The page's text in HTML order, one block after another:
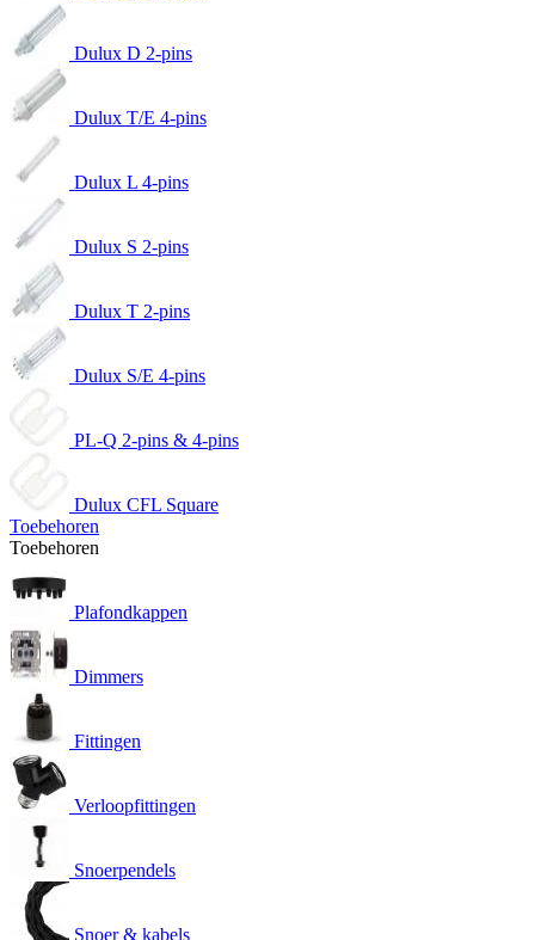
Dulux D 2-pins
Dulux T/E 4-pins
Dulux L 4-pins
Dulux S 2-pins
Dulux T 2-pins
Dulux S/E 4-pins
PL-Q 2-pins & 4-pins
Dulux CFL Square
Toebehoren
Toebehoren
Plafondkappen
Dimmers
Fittingen
Verloopfittingen
Snoerpendels
Snoer & kabels